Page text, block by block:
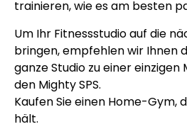
trainieren, wie es am besten
Um Ihr Fitnessstudio auf die
bringen, empfehlen wir Ihnen
ganze Studio zu einer einzigen
den Mighty SPS.
Kaufen Sie einen Home-Gym,
hält.